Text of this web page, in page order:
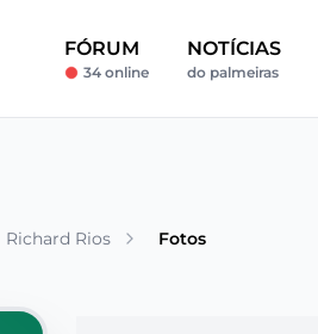
FÓRUM
34 online
NOTÍCIAS
do palmeiras
Richard Rios Fotos